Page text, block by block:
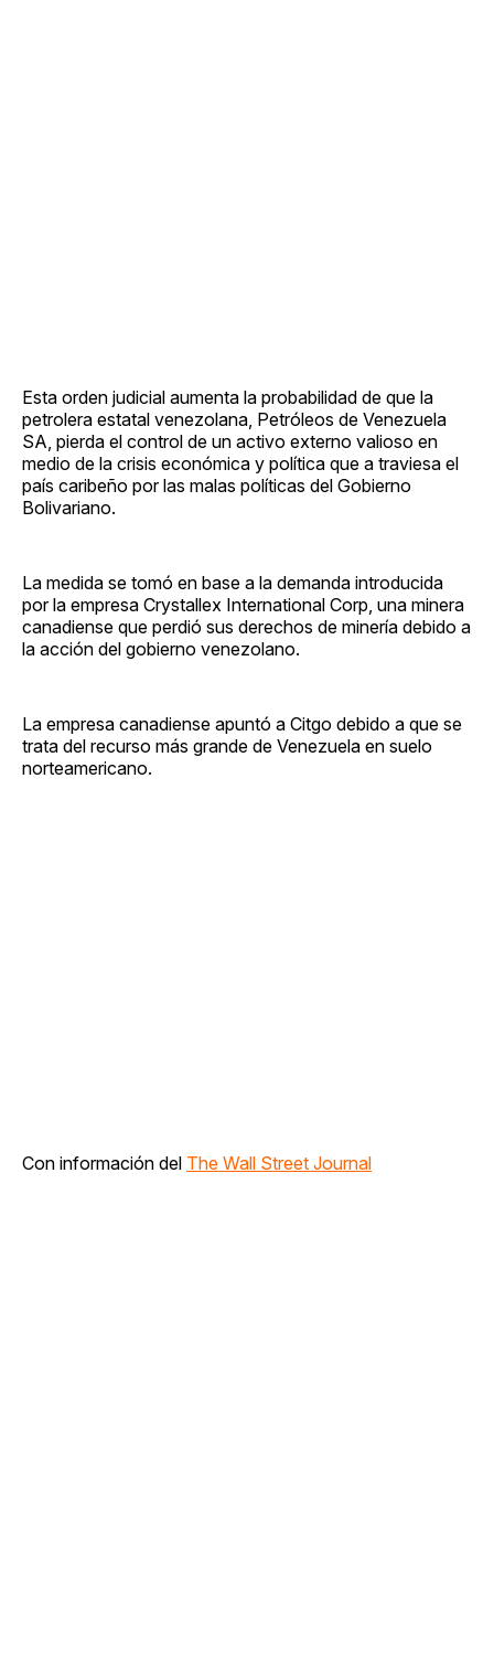
Esta orden judicial aumenta la probabilidad de que la
petrolera estatal venezolana, Petróleos de Venezuela
SA, pierda el control de un activo externo valioso en
medio de la crisis económica y política que a traviesa el
país caribeño por las malas políticas del Gobierno
Bolivariano.
La medida se tomó en base a la demanda introducida
por la empresa Crystallex International Corp, una minera
canadiense que perdió sus derechos de minería debido a
la acción del gobierno venezolano.
La empresa canadiense apuntó a Citgo debido a que se
trata del recurso más grande de Venezuela en suelo
norteamericano.
Con información del The Wall Street Journal